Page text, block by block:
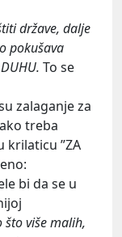
države, dalje
pokušava
To se
zalaganje za
treba
krilaticu ”ZA
bi da se u
što više malih,